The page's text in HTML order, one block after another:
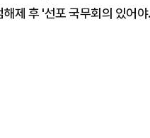
제 후 '선포 국무회의 있어